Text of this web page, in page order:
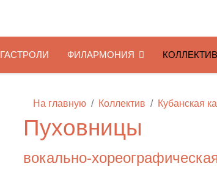
ГАСТРОЛИ ФИЛАРМОНИЯ КОЛЛЕКТИВ
На главную Коллектив Кубанская
Пуховницы
вокально-